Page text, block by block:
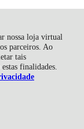
nossa loja virtual
parceiros. Ao
tais
finalidades.